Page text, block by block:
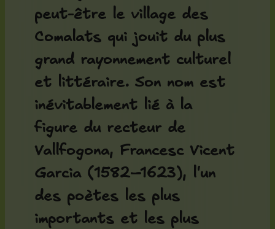
peut-être le village des
Comalats qui jouit du plus
grand rayonnement culturel
et littéraire. Son nom est
inévitablement lié à la
figure du recteur de
Vallfogona, Francesc Vicent
Garcia (1582–1623), l'un
des poètes les plus
importants et les plus